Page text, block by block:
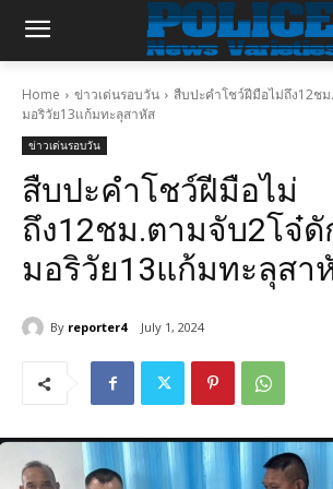
Home ข่าวเด่นรอบวัน
สืบปะคำโชว์ฝีมือไม่ถึง12ช
มอริวัย13แก้มทะลุสาหัส
ข่าวเด่นรอบวัน
สืบปะคำโชว์ฝีมือไม่
ถึง12ชม.ตามจับ2โจ๋
มอริวัย13แก้มทะลุสา
By reporter4 July 1, 2024